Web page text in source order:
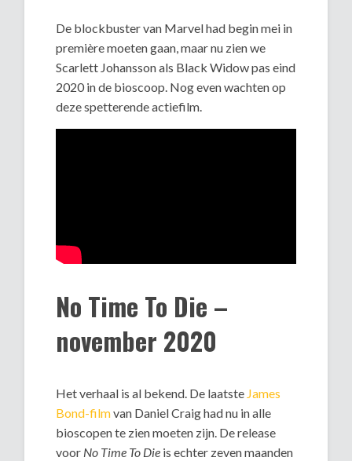
De blockbuster van Marvel had begin mei in
première moeten gaan, maar nu zien we
Scarlett Johansson als Black Widow pas eind
2020 in de bioscoop. Nog even wachten op
deze spetterende actiefilm.
No Time To Die –
november 2020
Het verhaal is al bekend. De laatste James
Bond-filmvan Daniel Craig had nu in alle
bioscopen te zien moeten zijn. De release
voor No Time To Die is echter zeven maanden